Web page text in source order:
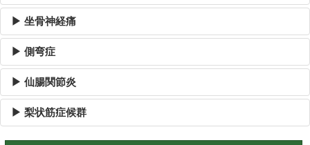
▶ 坐骨神経痛
▶ 側弯症
▶ 仙腸関節炎
▶ 梨状筋症候群